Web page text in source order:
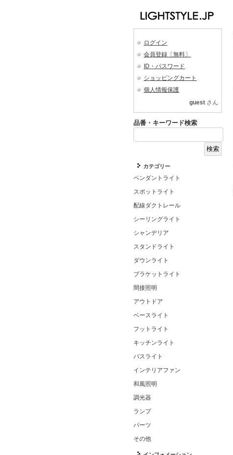
ログイン
会員登録〔無料〕
ID・パスワード
ショッピングカート
個人情報保護
guest さん
品番・キーワード検索
カテゴリー
ペンダントライト
スポットライト
配線ダクトレール
シーリングライト
シャンデリア
スタンドライト
ダウンライト
ブラケットライト
間接照明
アウトドア
ベースライト
フットライト
キッチンライト
バスライト
インテリアファン
和風照明
調光器
ランプ
パーツ
その他